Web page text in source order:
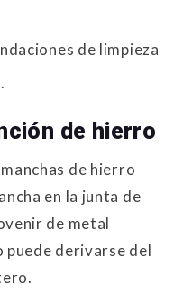
de limpieza
de hierro
de hierro
en la junta de
de metal
derivarse del